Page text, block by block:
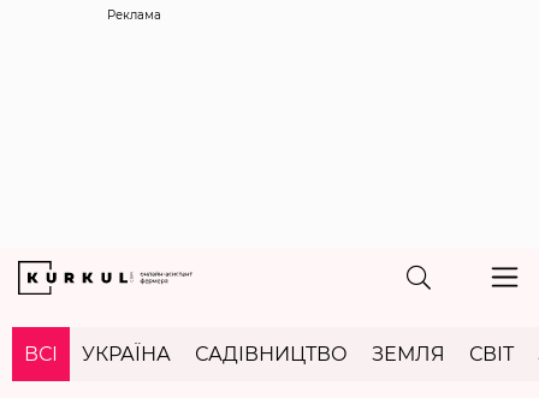
Реклама
ВСІ УКРАЇНА САДІВНИЦТВО ЗЕМЛЯ СВІТ